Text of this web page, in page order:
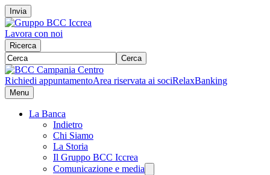
Invia
Lavora con noi
Ricerca
Cerca
Richiedi appuntamentoArea riservata ai sociRelaxBanking
Menu
La Banca
Indietro
Chi Siamo
La Storia
Il Gruppo BCC Iccrea
Comunicazione e media